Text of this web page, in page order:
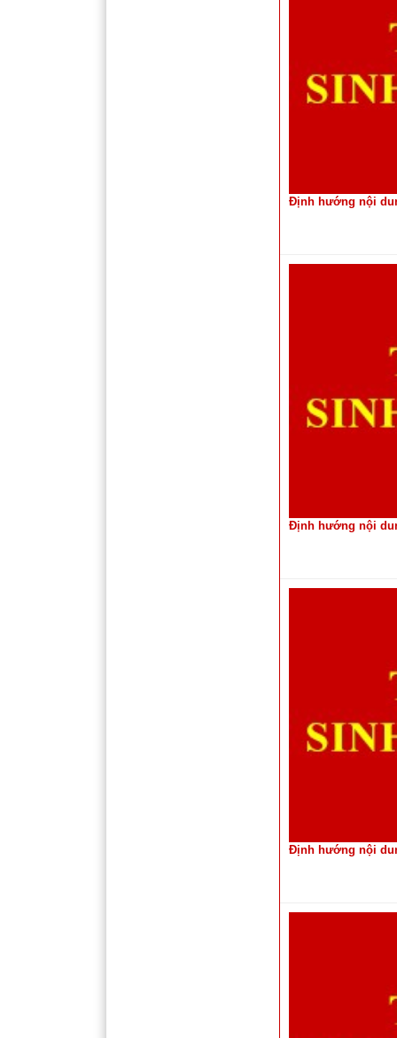
Định hướng nội
Định hướng nội
Định hướng nội